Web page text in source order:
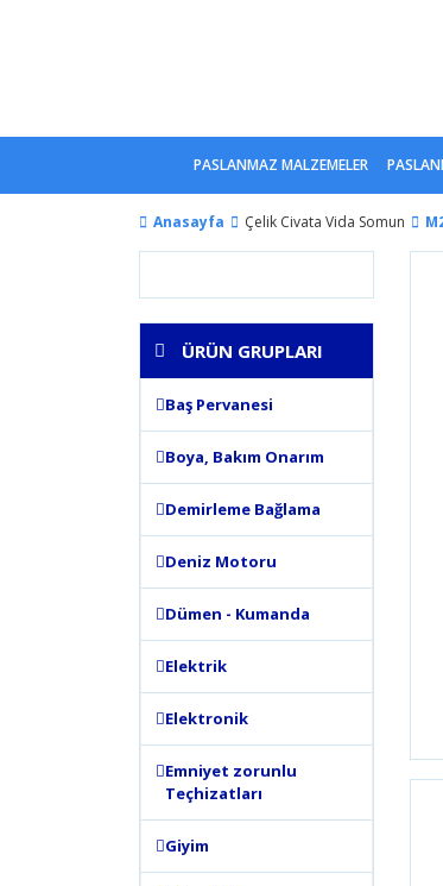
PASLANMAZ MALZEMELER
Anasayfa Çelik Civata Vida Somun
ÜRÜN GRUPLARI
Baş Pervanesi
Boya, Bakım Onarım
Demirleme Bağlama
Deniz Motoru
Dümen - Kumanda
Elektrik
Elektronik
Emniyet zorunlu
Teçhizatları
Giyim